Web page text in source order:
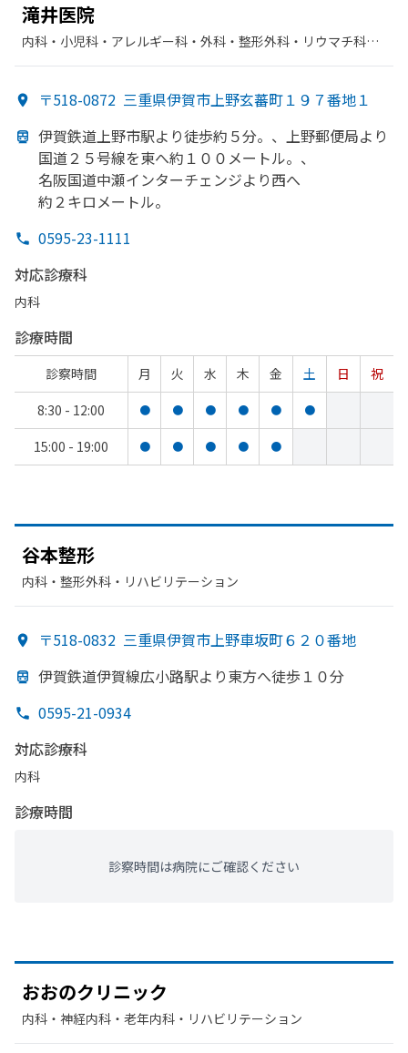
滝井医院
内科・​小児科・​アレルギー科・​外科・​整形外科・​リウマチ科・​
〒518-0872 三重県伊賀市上野玄蕃町１９７番地１
伊賀鉄道上野市駅より徒歩約５分。、 上野郵便局より
国道２５号線を東へ約１００メートル。、
名阪国道中瀬インターチェンジより西へ
約２キロメートル。
0595-23-1111
対応診療科
内科
診療時間
診察時間 月 火 水 木 金 土 日
祝
8:30 - 12:00
● ● ● ● ● ●
15:00 - 19:00 ● ● ● ● ●
谷本整形
内科・​整形外科・​リハビリテーション
〒518-0832 三重県伊賀市上野車坂町６２０番地
伊賀鉄道伊賀線広小路駅より東方へ徒歩１０分
0595-21-0934
対応診療科
内科
診療時間
診察時間は病院にご確認ください
おおのクリニック
内科・​神経内科・​老年内科・​リハビリテーション